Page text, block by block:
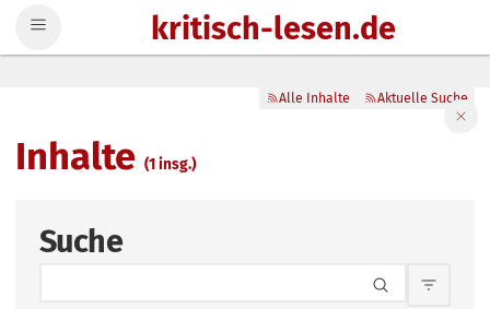
kritisch-lesen.de
Inhalte(1 insg.)
Alle Inhalte Aktuelle Suche
Suche